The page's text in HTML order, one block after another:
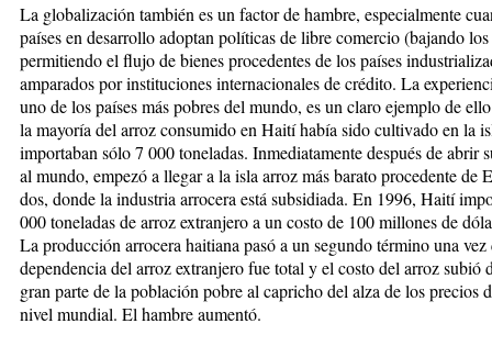
La globalización también es un fac­tor de hambre, especial­­men­te
países en desarrollo adop­tan po­lí­ti­cas de libre comercio (ba­­jan­do
permitiendo el flu­jo de bie­nes procedentes de los países
amparados por insti­tu­cio­nes internacionales de crédito. La
uno de los paí­ses más pobres del mundo, es un claro ejem­­plo de
la mayoría del arroz consumido en Haití había si­do cultivado en la
importaban sólo 7 000 toneladas. Inmediata­­men­te después de abrir
al mun­do, empezó a llegar a la isla arroz más barato procedente de
dos, donde la industria arrocera está sub­si­diada. En 1996, Haití
000 toneladas de arroz extranjero a un cos­to de 100 millones de
La producción arrocera hai­tia­na pasó a un segundo término una vez
dependencia del arroz extranjero fue total y el costo del arroz subió
gran parte de la población pobre al ca­pricho del alza de los precios
nivel mundial. El ham­bre aumentó.